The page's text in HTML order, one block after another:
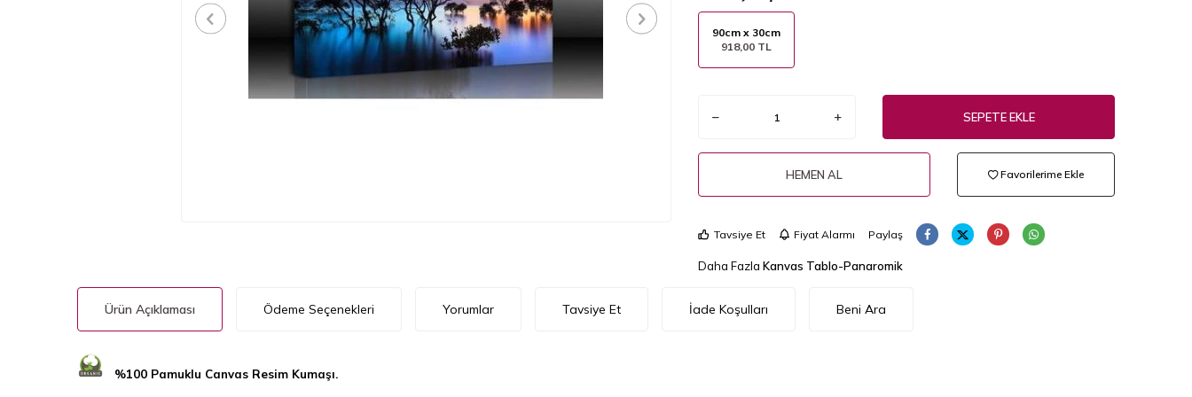
90cm x 30cm
918,00 TL
SEPETE EKLE
HEMEN AL Favorilerime Ekle
Tavsiye Et Fiyat Alarmı Paylaş
Daha Fazla Kanvas Tablo-Panaromik
Ürün Açıklaması Ödeme Seçenekleri Yorumlar Tavsiye Et İade Koşulları Beni Ara
%100 Pamuklu Canvas Resim Kumaşı.